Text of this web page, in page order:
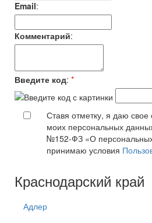
Email:
Комментарий:
Введите код: *
Ставя отметку, я даю свое
моих персональных
№152-ФЗ «О
принимаю условия
Краснодарский край
Адлер